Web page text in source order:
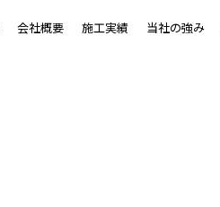
会社概要 施工実績 当社の強み